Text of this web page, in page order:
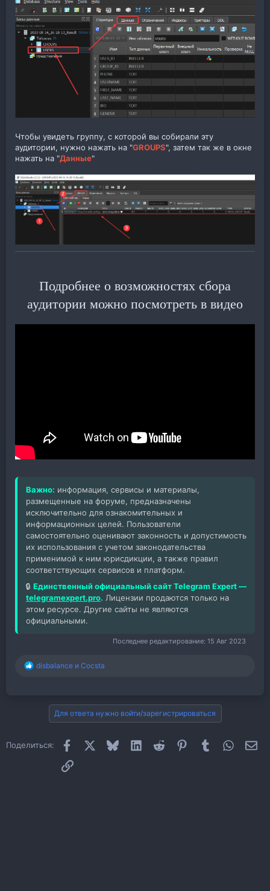
Чтобы увидеть группу, с которой вы собирали эту
аудитории, нужно нажать на "GROUPS", затем так же в окне
нажать на "Данные"
Подробнее о возможностях сбора
аудитории можно посмотреть в видео
Важно: информация, сервисы и материалы,
размещенные на форуме, предназначены
исключительно для ознакомительных и
информационных целей. Пользователи
самостоятельно оценивают законность и допустимость
их использования с учетом законодательства
применимой к ним юрисдикции, а также правил
соответствующих сервисов и платформ.
🔒 Единственный официальный сайт Telegram Expert —
telegramexpert.pro. Лицензии продаются только на
этом ресурсе. Другие сайты не являются
официальными.
Последнее редактирование: 15 Авг 2023
Р
disbalance и Cocsta
Для ответа нужно войти/зарегистрироваться
Поделиться: Facebook BlueskyLinkedInReddit PinterestTumblr
Ссылка